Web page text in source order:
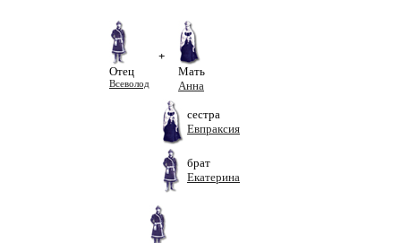
Отец
Всеволод
+
Мать
Анна
сестра
Евпраксия
брат
Екатерина